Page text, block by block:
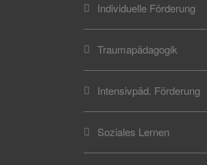
Individuelle Förderung
Traumapädagogik
Intensivpäd. Förderung
Soziales Lernen